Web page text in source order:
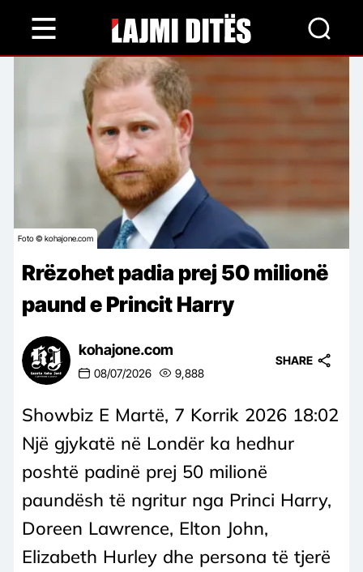
content
Foto © kohajone.com
Rrëzohet padia prej 50 milionë
paund e Princit Harry
kohajone.com
08/07/2026 9,888
SHARE
Showbiz E Martë, 7 Korrik 2026 18:02
Një gjykatë në Londër ka hedhur
poshtë padinë prej 50 milionë
paundësh të ngritur nga Princi Harry,
Doreen Lawrence, Elton John,
Elizabeth Hurley dhe persona të tjerë